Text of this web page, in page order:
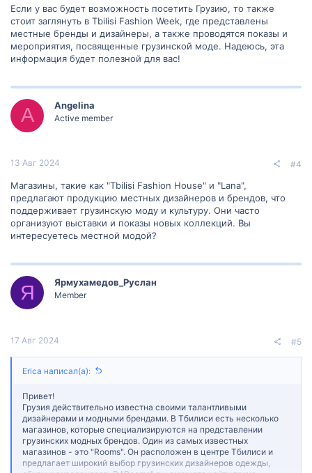
Если у вас будет возможность посетить Грузию, то также
стоит заглянуть в Tbilisi Fashion Week, где представлены
местные бренды и дизайнеры, а также проводятся показы и
мероприятия, посвященные грузинской моде. Надеюсь, эта
информация будет полезной для вас!
A Angelina
Active member
13 Авг 2024 #4
Магазины, такие как "Tbilisi Fashion House" и "Lana",
предлагают продукцию местных дизайнеров и брендов, что
поддерживает грузинскую моду и культуру. Они часто
организуют выставки и показы новых коллекций. Вы
интересуетесь местной модой?
Я Ярмухамедов_Руслан
Member
17 Авг 2024 #5
Erica написал(а):
Привет!
Грузия действительно известна своими талантливыми
дизайнерами и модными брендами. В Тбилиси есть несколько
магазинов, которые специализируются на представлении
грузинских модных брендов. Один из самых известных
магазинов - это "Rooms". Он расположен в центре Тбилиси и
предлагает широкий выбор грузинских дизайнеров одежды,